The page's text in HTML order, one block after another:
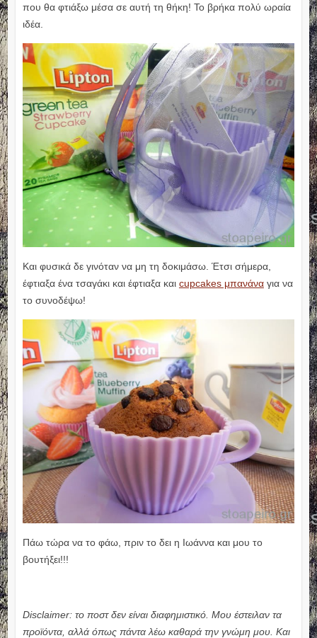
που θα φτιάξω μέσα σε αυτή τη θήκη! Το βρήκα πολύ ωραία
ιδέα.
Και φυσικά δε γινόταν να μη τη δοκιμάσω. Έτσι σήμερα,
έφτιαξα ένα τσαγάκι και έφτιαξα και cupcakes μπανάναγια να
το συνοδέψω!
Πάω τώρα να το φάω, πριν το δει η Ιωάννα και μου το
βουτήξει!!!
Disclaimer: το ποστ δεν είναι διαφημιστικό. Μου έστειλαν τα
προϊόντα, αλλά όπως πάντα λέω καθαρά την γνώμη μου. Και